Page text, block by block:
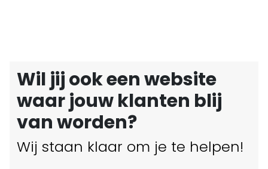
Wil jij ook een website
waar jouw klanten blij
van worden?
Wij staan klaar om je te helpen!